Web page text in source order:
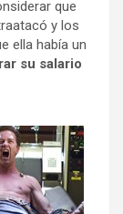
que
y los
ella había un
su salario